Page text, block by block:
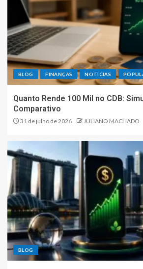
BLOG FINANÇAS NOTÍCIAS
Quanto Rende 100 Mil no CDB:
Comparativo
31 de julho de 2026 JULIANO MACHADO
BLOG